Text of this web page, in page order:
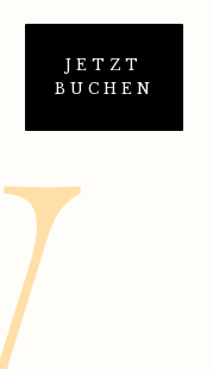
JETZT
BUCHEN